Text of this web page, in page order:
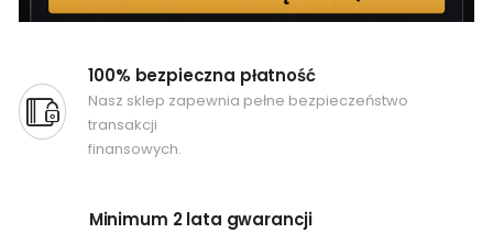
100% bezpieczna płatność
Nasz sklep zapewnia pełne bezpieczeństwo
transakcji
finansowych.
Minimum 2 lata gwarancji